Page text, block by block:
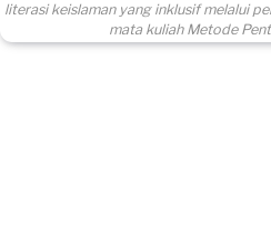
literasi keislaman yang inklusif melalui
mata kuliah Metode